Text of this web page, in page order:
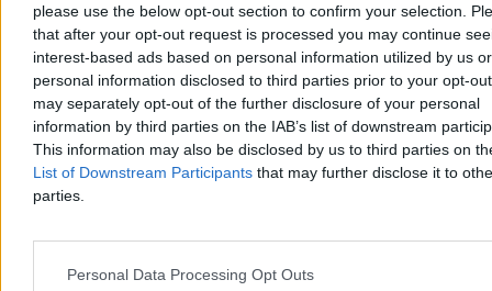
please use the below opt-out section to confirm your selection.
that after your opt-out request is processed you may continue
interest-based ads based on personal information utilized by us or
personal information disclosed to third parties prior to your opt-
may separately opt-out of the further disclosure of your personal
information by third parties on the IAB’s list of downstream
This information may also be disclosed by us to third parties on
List of Downstream Participants that may further disclose it to
parties.
Personal Data Processing Opt Outs
Konfederacja wyśmiewa obietnicę wyborczą PiS.
„Nikt nie wybierze podróbki”
– To podbieranie pomysłów Konfederacji – tak poseł Bartłomiej
Pejo skomentował obietnicę wyborczą PiS-u, która padła na
konwencji programowej tej partii. Tobiasz Bocheński zapowiedział,
że po zwycięstwie w wyborach parlamentarnych partia dokona
deportacji z Polski młodych, niepracujących Ukraińców.
Dzisiaj 09:18